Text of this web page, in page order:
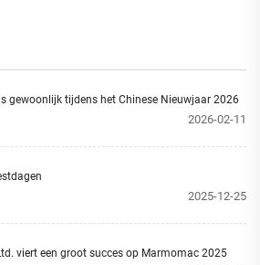
gewoonlijk tijdens het Chinese Nieuwjaar 2026
2026-02-11
2025-12-25
viert een groot succes op Marmomac 2025